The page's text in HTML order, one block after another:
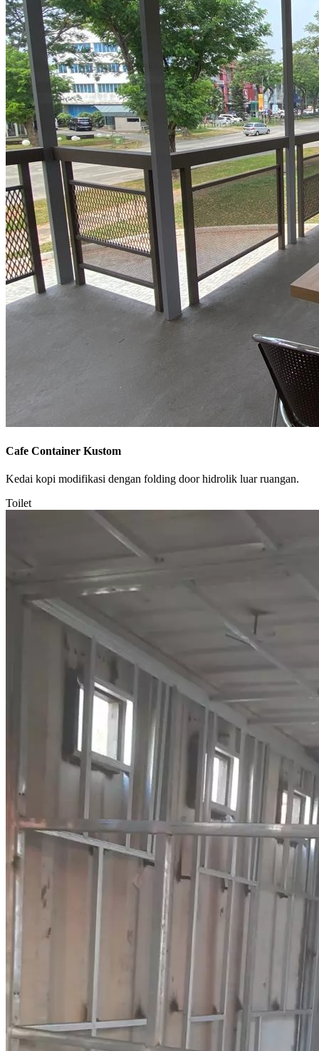
Cafe Container Kustom
Kedai kopi modifikasi dengan folding door hidrolik luar ruangan.
Toilet